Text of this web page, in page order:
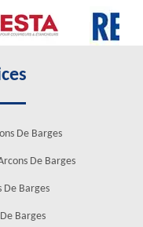
De Barges
De Barges
De Barges
Barges